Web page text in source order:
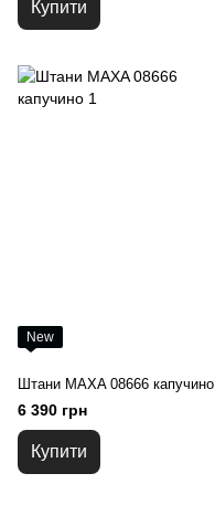
Купити
New
Штани MAXA 08666 капучино
6 390 грн
Купити